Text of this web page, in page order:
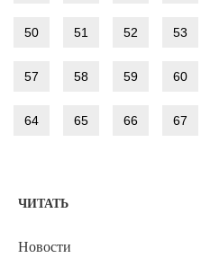
50 51 52 53
57 58 59 60
64 65 66 67
ЧИТАТЬ
Новости